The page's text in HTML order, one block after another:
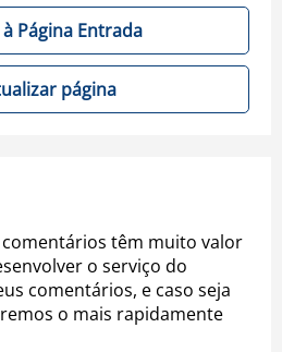
Página Entrada
página
têm muito valor
o serviço do
comentários, e caso seja
o mais rapidamente